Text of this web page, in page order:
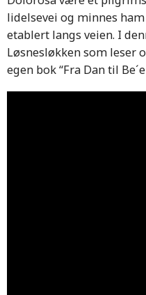
lidelsevei og minnes
etablert langs veien. I
Løsnesløkken som leser
egen bok “Fra Dan til